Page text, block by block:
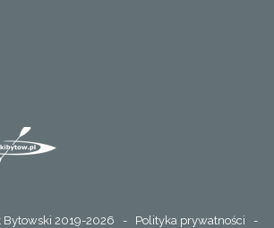
Bytowski 2019-2026 - Polityka prywatności -